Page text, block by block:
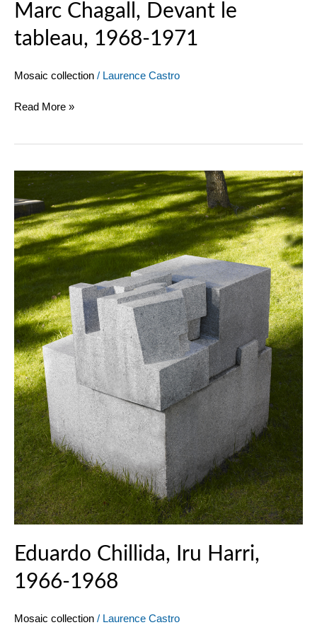
Marc Chagall, Devant le
tableau, 1968-1971
Mosaic collection / Laurence Castro
Read More »
Eduardo Chillida, Iru Harri,
1966-1968
Mosaic collection / Laurence Castro
Eduardo
Chillida,
Iru
Harri,
1966-
1968